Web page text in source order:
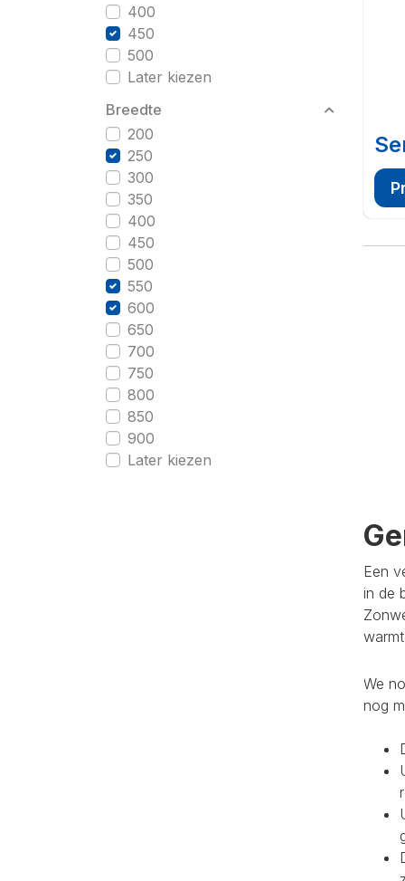
400
450
500
Later kiezen
Breedte
200
250
300
350
400
450
500
550
600
650
700
750
800
850
900
Later kiezen
Een
in de
We
nog